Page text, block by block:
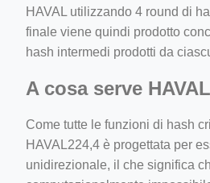
HAVAL utilizzando 4 round di
finale viene quindi prodotto
hash intermedi prodotti da
A cosa serve
Come tutte le funzioni di hash
HAVAL224,4 è progettata per
unidirezionale, il che significa